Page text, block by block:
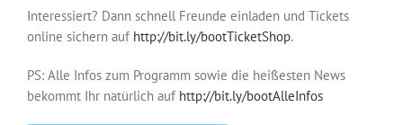
Interessiert? Dann schnell Freunde einladen und Tickets
online sichern auf http://bit.ly/bootTicketShop.
PS: Alle Infos zum Programm sowie die heißesten News
bekommt Ihr natürlich auf http://bit.ly/bootAlleInfos